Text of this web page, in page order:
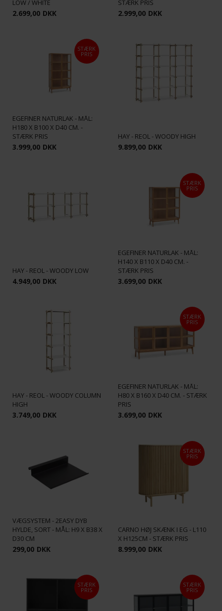
LOW / WHITE
2.699,00 DKK
STÆRK PRIS
2.999,00 DKK
STÆRK
PRIS
EGEFINÉR NATURLAK - MÅL:
H180 X B100 X D40 CM. -
STÆRK PRIS
3.999,00 DKK
HAY - REOL - WOODY HIGH
9.899,00 DKK
HAY - REOL - WOODY LOW
4.949,00 DKK
STÆRK
PRIS
EGEFINÉR NATURLAK - MÅL:
H140 X B110 X D40 CM. -
STÆRK PRIS
3.699,00 DKK
HAY - REOL - WOODY COLUMN
HIGH
3.749,00 DKK
STÆRK
PRIS
EGEFINÉR NATURLAK - MÅL:
H80 X B160 X D40 CM. - STÆRK
PRIS
3.699,00 DKK
VÆGSYSTEM - 2EASY DYB
HYLDE, SORT - MÅL: H9 X B38 X
D30 CM
299,00 DKK
STÆRK
PRIS
CARNO HØJ SKÆNK I EG - L110
X H125CM - STÆRK PRIS
8.999,00 DKK
STÆRK
PRIS
STÆRK
PRIS